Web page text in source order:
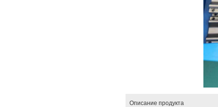
Описание продукта